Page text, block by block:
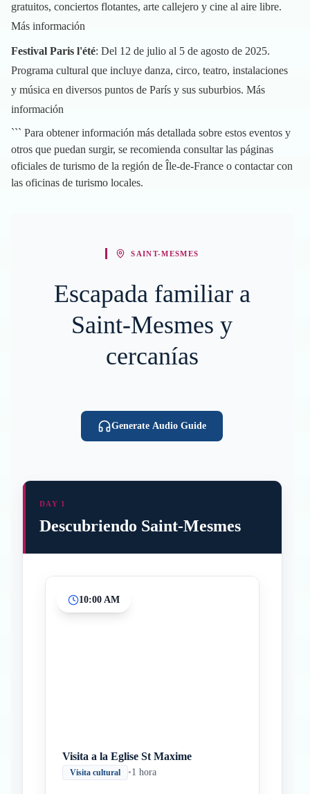
gratuitos, conciertos flotantes, arte callejero y cine al aire libre.
Más información
Festival Paris l'été: Del 12 de julio al 5 de agosto de 2025.
Programa cultural que incluye danza, circo, teatro, instalaciones
y música en diversos puntos de París y sus suburbios. Más
información
``` Para obtener información más detallada sobre estos eventos y
otros que puedan surgir, se recomienda consultar las páginas
oficiales de turismo de la región de Île-de-France o contactar con
las oficinas de turismo locales.
SAINT-MESMES
Escapada familiar a
Saint-Mesmes y
cercanías
Generate Audio Guide
DAY 1
Descubriendo Saint-Mesmes
10:00 AM
Visita a la Eglise St Maxime
Visita cultural •1 hora